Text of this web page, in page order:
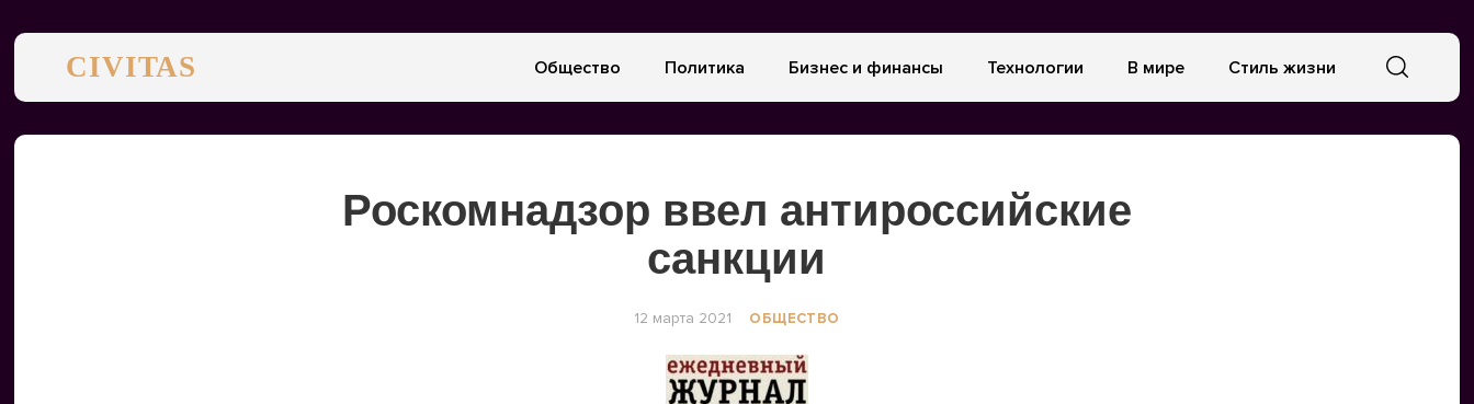
CIVITAS Общество Политика Бизнес и финансы Технологии В мире Стиль жизни
Роскомнадзор ввел антироссийские
санкции
12 марта 2021 ОБЩЕСТВО